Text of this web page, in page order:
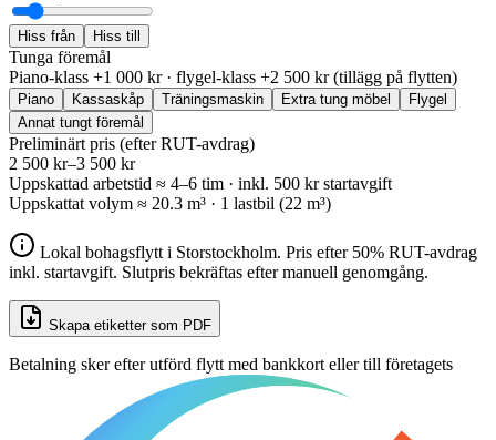
Hiss från Hiss till
Tunga föremål
Piano-klass +1 000 kr · flygel-klass +2 500 kr (tillägg på flytten)
Piano Kassaskåp Träningsmaskin Extra tung möbel
Flygel
Annat tungt föremål
Preliminärt pris (efter RUT-avdrag)
2 500 kr–3 500 kr
Uppskattad arbetstid ≈ 4–6 tim · inkl. 500 kr startavgift
Uppskattat volym ≈ 20.3 m³ · 1 lastbil (22 m³)
Lokal bohagsflytt i Storstockholm. Pris efter 50% RUT-avdrag
inkl. startavgift. Slutpris bekräftas efter manuell genomgång.
Skapa etiketter som PDF
Betalning sker efter utförd flytt med bankkort eller till företagets